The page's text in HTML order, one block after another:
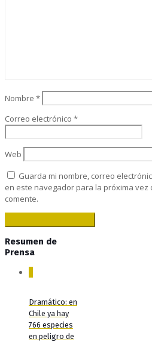
Nombre *
Correo electrónico *
Web
Guarda mi nombre, correo
en este navegador para la próxima vez
comente.
Resumen de
Prensa
Dramático: en
Chile ya hay
766 especies
en peligro de